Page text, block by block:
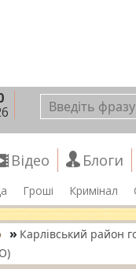
Відео Блоги
Гроші Кримінал
» Карлівський район